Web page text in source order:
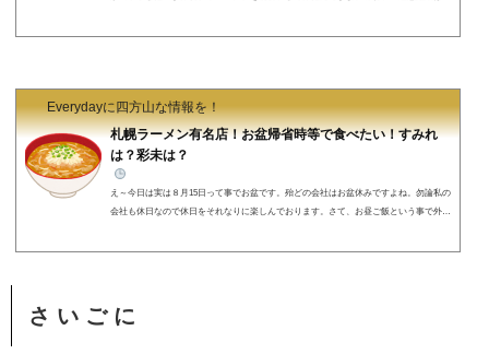
ンプレミアム公式HP⇒http://w...
Everydayに四方山な情報を！
札幌ラーメン有名店！お盆帰省時等で食べたい！すみれ
は？彩未は？
え～今日は実は８月15日って事でお盆です。殆どの会社はお盆休みですよね。勿論私の
会社も休日なので休日をそれなりに楽しんでおります。さて、お昼ご飯という事で外食
さ い ご に